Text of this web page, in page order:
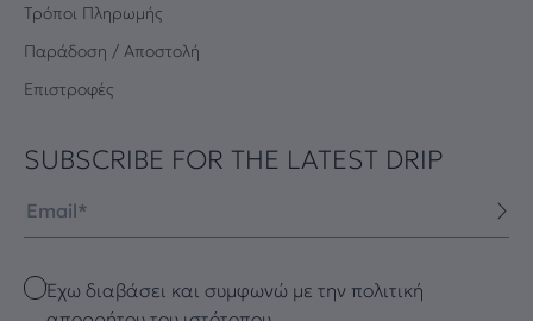
Τρόποι Πληρωμής
Παράδοση / Αποστολή
Επιστροφές
SUBSCRIBE FOR THE LATEST DRIP
Checkbox
Έχω διαβάσει και συμφωνώ με την πολιτική